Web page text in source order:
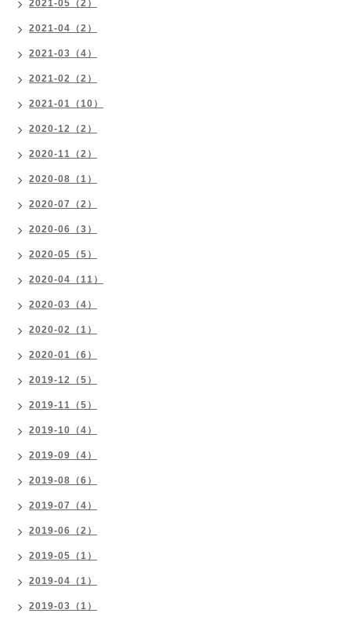
2021-05（2）
2021-04（2）
2021-03（4）
2021-02（2）
2021-01（10）
2020-12（2）
2020-11（2）
2020-08（1）
2020-07（2）
2020-06（3）
2020-05（5）
2020-04（11）
2020-03（4）
2020-02（1）
2020-01（6）
2019-12（5）
2019-11（5）
2019-10（4）
2019-09（4）
2019-08（6）
2019-07（4）
2019-06（2）
2019-05（1）
2019-04（1）
2019-03（1）